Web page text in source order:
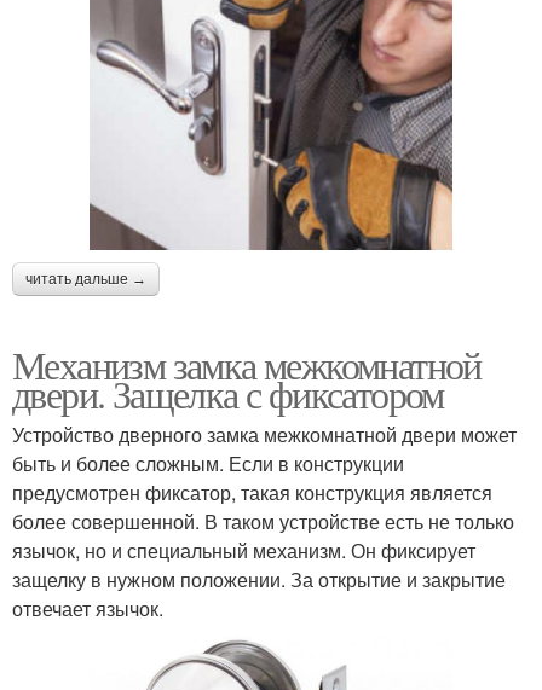
читать дальше →
Механизм замка межкомнатной
двери. Защелка с фиксатором
Устройство дверного замка межкомнатной двери может
быть и более сложным. Если в конструкции
предусмотрен фиксатор, такая конструкция является
более совершенной. В таком устройстве есть не только
язычок, но и специальный механизм. Он фиксирует
защелку в нужном положении. За открытие и закрытие
отвечает язычок.